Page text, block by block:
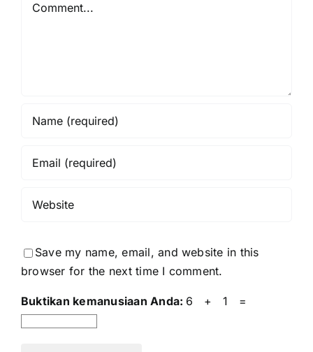
Save my name, email, and website in this
browser for the next time I comment.
Buktikan kemanusiaan Anda: 6 + 1 =